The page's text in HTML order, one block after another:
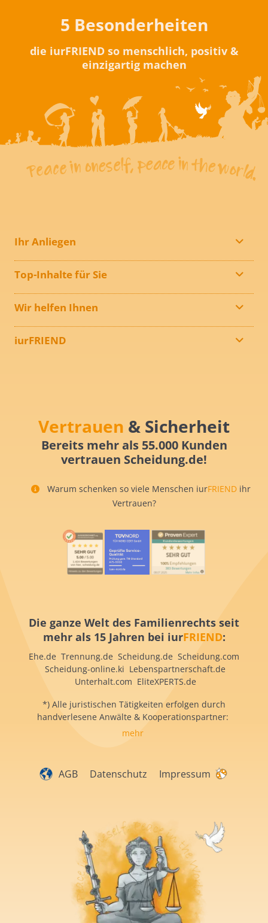
5 Besonderheiten
die iurFRIEND so menschlich, positiv &
einzigartig machen
Ihr Anliegen
Top-Inhalte für Sie
Wir helfen Ihnen
iurFRIEND
Vertrauen & Sicherheit
Bereits mehr als 55.000 Kunden
vertrauen Scheidung.de!
Warum schenken so viele Menschen iurFRIEND ihr
Vertrauen?
Die ganze Welt des Familienrechts seit
mehr als 15 Jahren bei iurFRIEND:
Ehe.de Trennung.de Scheidung.de Scheidung.com
Scheidung-online.ki Lebenspartnerschaft.de
Unterhalt.com EliteXPERTS.de
*) Alle juristischen Tätigkeiten erfolgen durch
handverlesene Anwälte & Kooperationspartner:
mehr
AGB Datenschutz Impressum